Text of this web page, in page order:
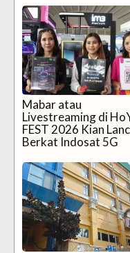
Mabar atau
Livestreaming di
FEST 2026 Kian
Berkat Indosat 5G